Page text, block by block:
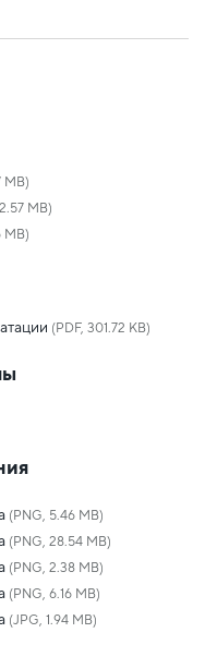
MB)
MB)
MB)
(PDF, 301.72 KB)
(PNG, 5.46 MB)
(PNG, 28.54 MB)
(PNG, 2.38 MB)
(PNG, 6.16 MB)
(JPG, 1.94 MB)